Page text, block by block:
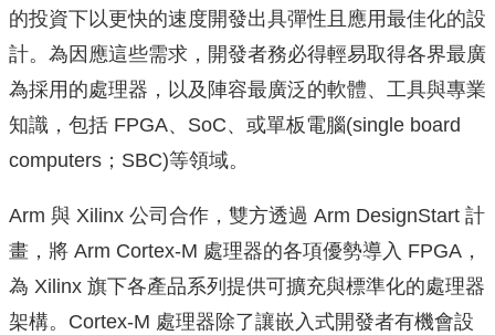
的投資下以更快的速度開發出具彈性且應用最佳化的設
計。為因應這些需求， 開發者務必得輕易取得各界最廣
為採用的處理器， 以及陣容最廣泛的軟體、工具與專業
知識，包括 FPGA、SoC、 或單板電腦(single board
computers；SBC)等領域。
Arm 與 Xilinx 公司合作，雙方透過 Arm DesignStart 計
畫，將 Arm Cortex-M 處理器的各項優勢導入 FPGA，
為 Xilinx 旗下各產品系列提供可擴充與標準化的處理器
架構。 Cortex-M 處理器除了讓嵌入式開發者有機會設